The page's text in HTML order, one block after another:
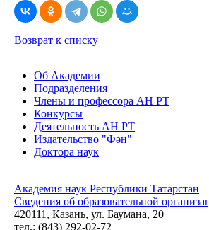
Возврат к списку
Об Академии
Подразделения
Члены и профессора АН РТ
Конкурсы
Деятельность АН РТ
Издательство "Фән"
Доктора наук
Академия наук Республики Татарстан
Сведения об образовательной
420111, Казань, ул. Баумана, 20
тел.: (843) 292-02-72